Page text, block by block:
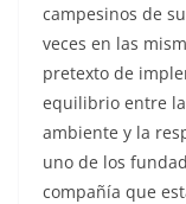
campesinos de
veces en las
pretexto de
equilibrio entre
ambiente y la
uno de los
compañía que